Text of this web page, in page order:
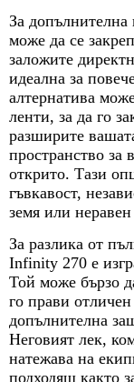
За
може да се
заложите
идеална за
алтернатива
ленти, за да го
разширите
пространство за
открито. Тази
гъвкавост,
земя или неравен
За разлика от
Infinity 270 е
Той може бързо
го прави
допълнителна
Неговият лек,
натежава на
подходящ както